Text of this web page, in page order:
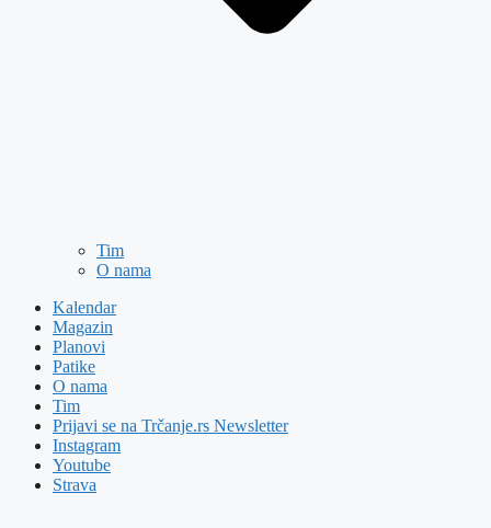
Tim
O nama
Kalendar
Magazin
Planovi
Patike
O nama
Tim
Prijavi se na Trčanje.rs Newsletter
Instagram
Youtube
Strava